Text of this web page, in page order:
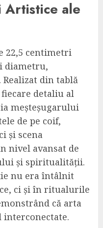
Artistice ale
22,5 centimetri
diametru,
Realizat din tablă
detaliu al
meșteșugarului
de pe coif,
și scena
nivel avansat de
și spiritualității.
nu era întâlnit
ci și în ritualurile
că arta